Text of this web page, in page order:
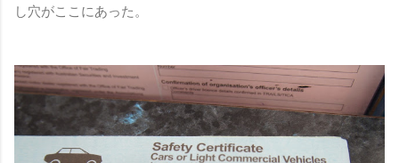
し穴がここにあった。